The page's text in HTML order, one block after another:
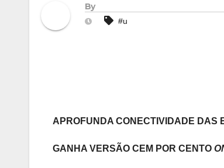
By
#u
APROFUNDA CONECTIVIDADE DAS
GANHA VERSÃO CEM POR CENTO